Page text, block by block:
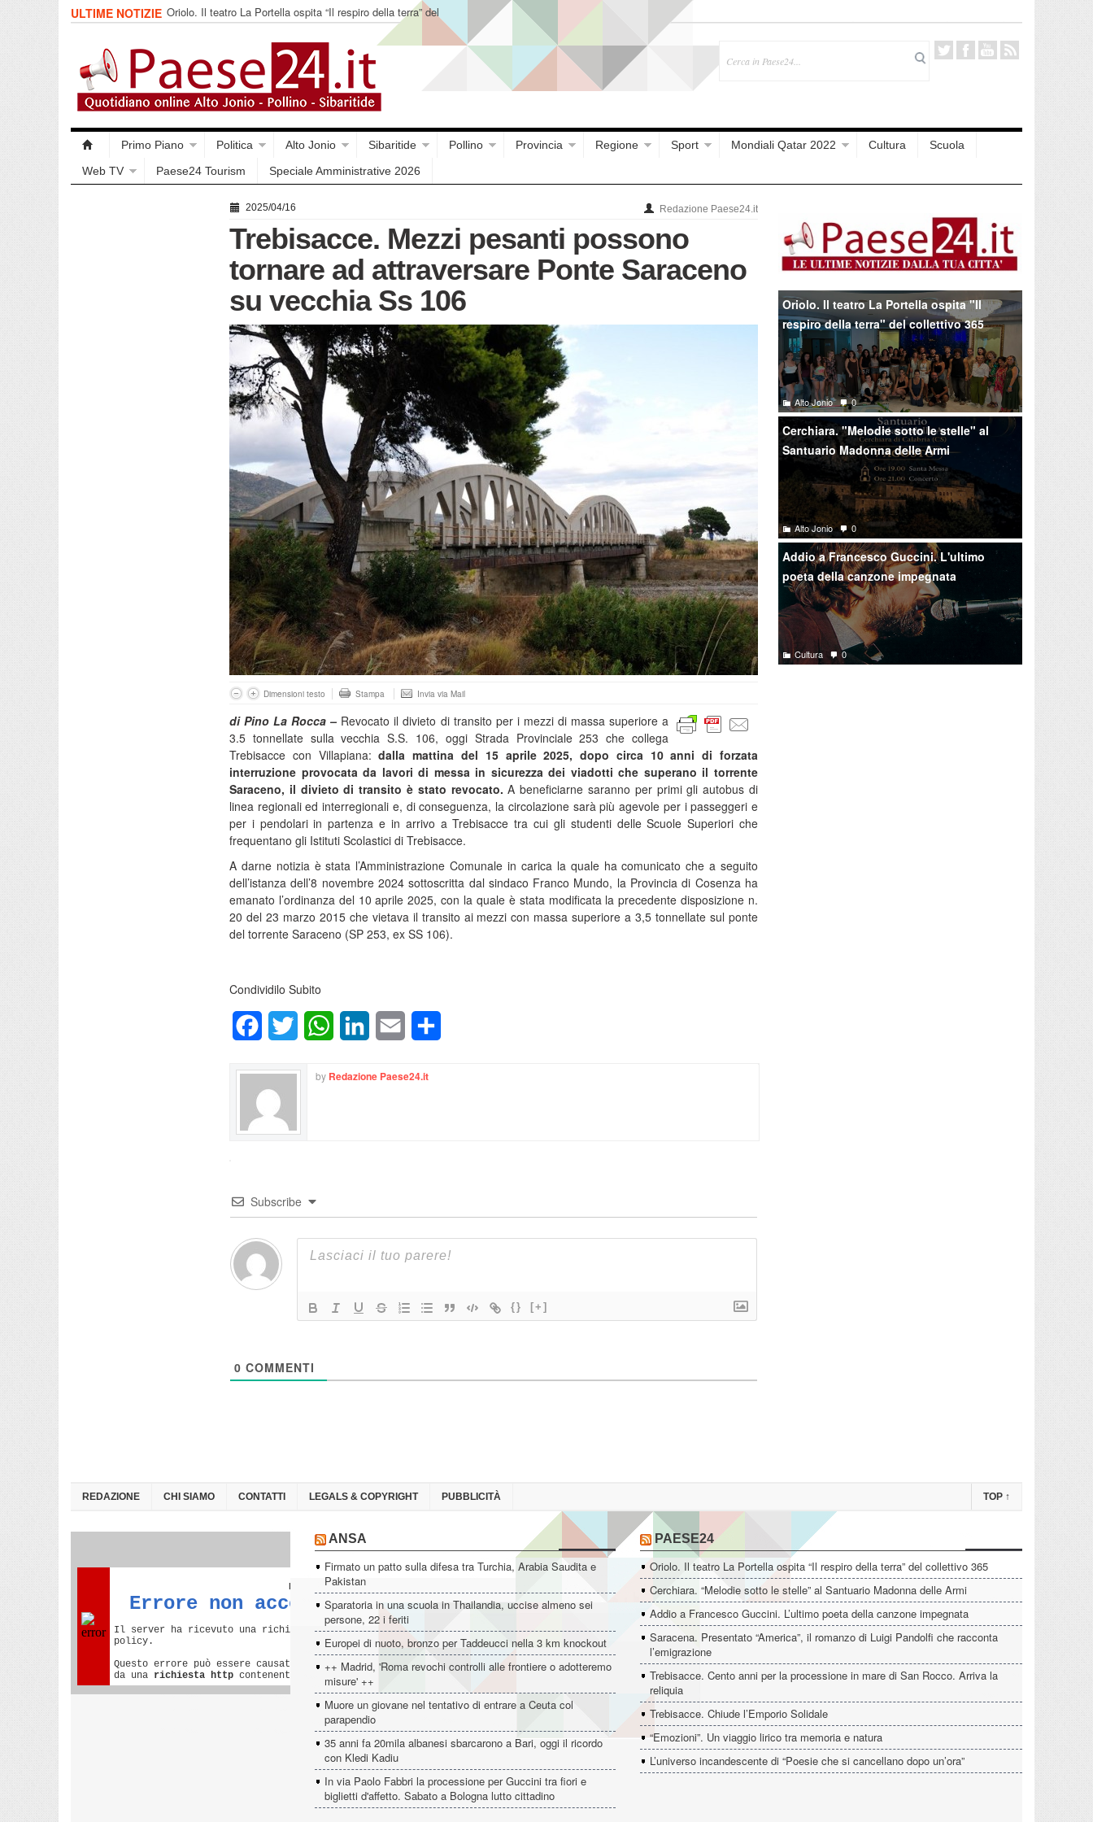
ULTIME NOTIZIE Oriolo. Il teatro La Portella ospita “Il respiro della terra” del
collettivo 365
Primo Piano Politica Alto Jonio Sibaritide Pollino Provincia Regione Sport Mondiali Qatar 2022 Cultura
Scuola
Web TV
Paese24 Tourism Speciale Amministrative 2026
2025/04/16 Redazione Paese24.it
Trebisacce. Mezzi pesanti possono
tornare ad attraversare Ponte Saraceno
su vecchia Ss 106
Dimensioni testo Stampa Invia via Mail
di Pino La Rocca – Revocato il divieto di transito per i mezzi di massa superiore a
3.5 tonnellate sulla vecchia S.S. 106, oggi Strada Provinciale 253 che collega
Trebisacce con Villapiana:dalla mattina del 15 aprile 2025, dopo circa 10 anni di forzata
interruzione provocata da lavori di messa in sicurezza dei viadotti che superano il torrente
Saraceno, il divieto di transito è stato revocato. A beneficiarne saranno per primi gli autobus di
linea regionali ed interregionali e, di conseguenza, la circolazione sarà più agevole per i passeggeri e
per i pendolari in partenza e in arrivo a Trebisacce tra cui gli studenti delle Scuole Superiori che
frequentano gli Istituti Scolastici di Trebisacce.
A darne notizia è stata l’Amministrazione Comunale in carica la quale ha comunicato che a seguito
dell’istanza dell’8 novembre 2024 sottoscritta dal sindaco Franco Mundo, la Provincia di Cosenza ha
emanato l’ordinanza del 10 aprile 2025, con la quale è stata modificata la precedente disposizione n.
20 del 23 marzo 2015 che vietava il transito ai mezzi con massa superiore a 3,5 tonnellate sul ponte
del torrente Saraceno (SP 253, ex SS 106).
Condividilo Subito
FacebookTwitter WhatsAppLinkedInEmail
by Redazione Paese24.it
Subscribe
{} [+]
0 COMMENTI
Oriolo. Il teatro La Portella ospita "Il
respiro della terra" del collettivo 365
Alto Jonio 0
Cerchiara. "Melodie sotto le stelle" al
Santuario Madonna delle Armi
Alto Jonio 0
Addio a Francesco Guccini. L'ultimo
poeta della canzone impegnata
Cultura 0
REDAZIONE CHI SIAMO CONTATTI LEGALS & COPYRIGHT PUBBLICITÀ TOP ↑
ANSA
Firmato un patto sulla difesa tra Turchia, Arabia Saudita e
Pakistan
Sparatoria in una scuola in Thailandia, uccise almeno sei
persone, 22 i feriti
Europei di nuoto, bronzo per Taddeucci nella 3 km knockout
++ Madrid, 'Roma revochi controlli alle frontiere o adotteremo
misure' ++
Muore un giovane nel tentativo di entrare a Ceuta col
parapendio
35 anni fa 20mila albanesi sbarcarono a Bari, oggi il ricordo
con Kledi Kadiu
In via Paolo Fabbri la processione per Guccini tra fiori e
biglietti d'affetto. Sabato a Bologna lutto cittadino
PAESE24
Oriolo. Il teatro La Portella ospita “Il respiro della terra” del collettivo 365
Cerchiara. “Melodie sotto le stelle” al Santuario Madonna delle Armi
Addio a Francesco Guccini. L’ultimo poeta della canzone impegnata
Saracena. Presentato “America”, il romanzo di Luigi Pandolfi che racconta
l’emigrazione
Trebisacce. Cento anni per la processione in mare di San Rocco. Arriva la
reliquia
Trebisacce. Chiude l’Emporio Solidale
“Emozioni”. Un viaggio lirico tra memoria e natura
L’universo incandescente di “Poesie che si cancellano dopo un’ora”